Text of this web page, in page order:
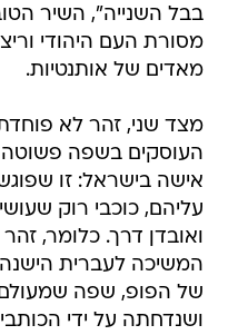
בבל השנייה", השיר
מסורת העם היהודי
מאדים של אותנטיות.
מצד שני, זהר לא
העוסקים בשפה פשוטה
אישה בישראל: זו
עליהם, כוכבי רוק
ואובדן דרך. כלומר,
המשיכה לעברית
של הפופ, שפה
ושנדחתה על ידי